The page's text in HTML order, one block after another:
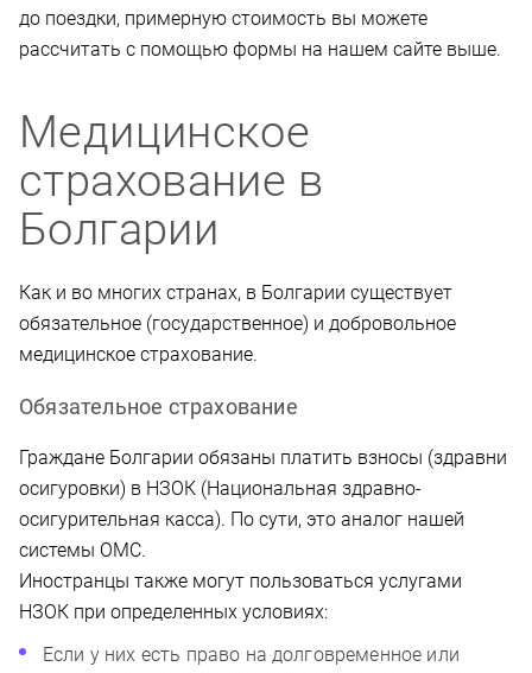
до поездки, примерную стоимость вы можете
рассчитать с помощью формы на нашем сайте выше.
Медицинское
страхование в
Болгарии
Как и во многих странах, в Болгарии существует
обязательное (государственное) и добровольное
медицинское страхование.
Обязательное страхование
Граждане Болгарии обязаны платить взносы (здравни
осигуровки) в НЗОК (Национальная здравно-
осигурительная касса). По сути, это аналог нашей
системы ОМС.
Иностранцы также могут пользоваться услугами
НЗОК при определенных условиях:
Если у них есть право на долговременное или